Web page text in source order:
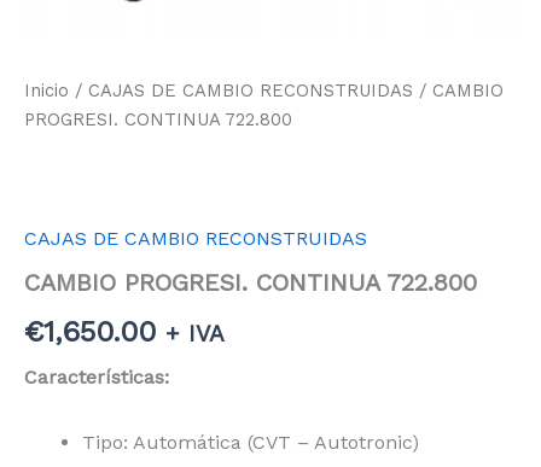
Inicio / CAJAS DE CAMBIO RECONSTRUIDAS / CAMBIO
PROGRESI. CONTINUA 722.800
CAJAS DE CAMBIO RECONSTRUIDAS
CAMBIO PROGRESI. CONTINUA 722.800
€1,650.00 + IVA
Características:
Tipo: Automática (CVT – Autotronic)